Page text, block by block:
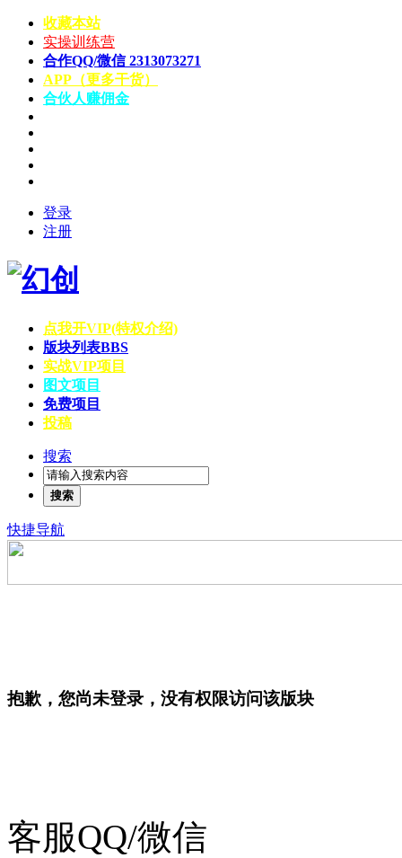
收藏本站
实操训练营
合作QQ/微信 2313073271
APP（更多干货）
合伙人赚佣金
登录
注册
点我开VIP(特权介绍)
版块列表BBS
实战VIP项目
图文项目
免费项目
投稿
搜索
搜索
快捷导航
抱歉，您尚未登录，没有权限访问该版块
客服QQ/微信